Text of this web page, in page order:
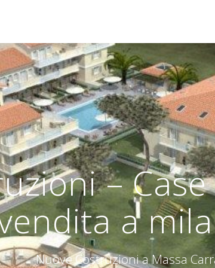
–
a
Nuove Costruzioni a Massa